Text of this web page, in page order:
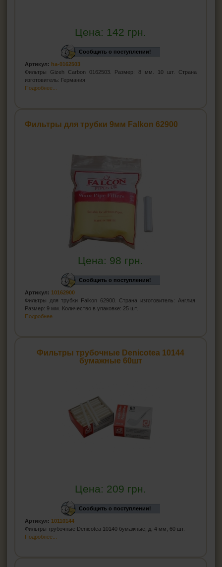
Цена: 142 грн.
Сообщить о поступлении!
Артикул: ha-0162503
Фильтры Gizeh Carbon 0162503. Размер: 8 мм. 10 шт. Страна
изготовитель: Германия
Подробнее...
Фильтры для трубки 9мм Falkon 62900
Цена: 98 грн.
Сообщить о поступлении!
Артикул: 10162900
Фильтры для трубки Falkon 62900. Страна изготовитель: Англия.
Размер: 9 мм. Количество в упаковке: 25 шт.
Подробнее...
Фильтры трубочные Denicotea 10144
бумажные 60шт
Цена: 209 грн.
Сообщить о поступлении!
Артикул: 10110144
Фильтры трубочные Denicotea 10140 бумажные, д. 4 мм, 60 шт.
Подробнее...